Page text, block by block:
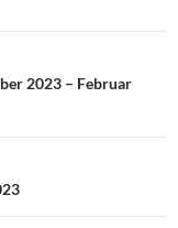
2023 – Februar